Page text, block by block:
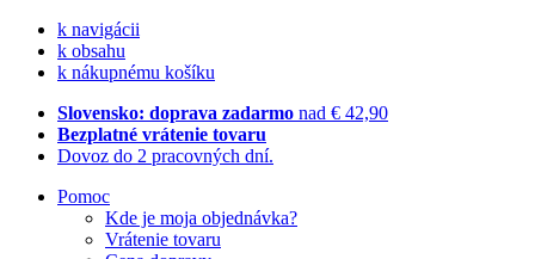
k navigácii
k obsahu
k nákupnému košíku
Slovensko: doprava zadarmo nad € 42,90
Bezplatné vrátenie tovaru
Dovoz do 2 pracovných dní.
Pomoc
Kde je moja objednávka?
Vrátenie tovaru